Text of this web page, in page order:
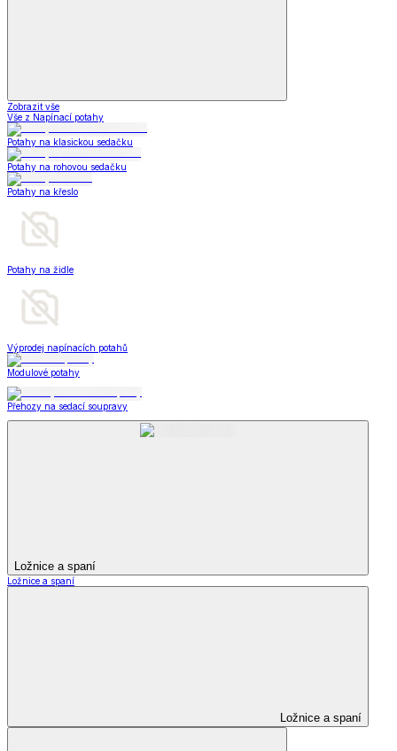
Zobrazit vše
Vše z Napínací potahy
Potahy na klasickou sedačku
Potahy na rohovou sedačku
Potahy na křeslo
Potahy na židle
Výprodej napínacích potahů
Modulové potahy
Přehozy na sedací soupravy
Ložnice a spaní
Ložnice a spaní
Ložnice a spaní